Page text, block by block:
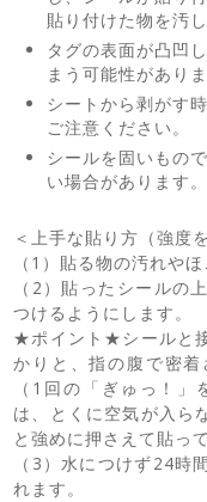
貼り付けた物を汚
タグの表面が凸凹
まう可能性がありま
シートから剥がす
ご注意ください。
シールを固いもの
い場合があります。
＜上手な貼り方（強度
（1）貼る物の汚れや
（2）貼ったシールの
つけるようにします。
★ポイント★シールと
かりと、指の腹で密着
（1回の「ぎゅっ！
は、とくに空気が入ら
と強めに押さえて貼っ
（3）水につけず24時
れます。